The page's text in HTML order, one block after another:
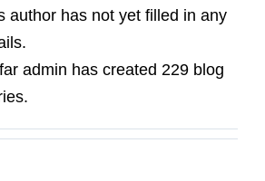
author has not yet filled in any
admin has created 229 blog